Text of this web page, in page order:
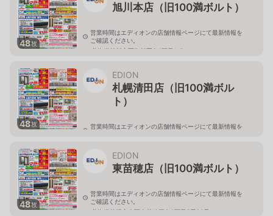
48枚
旭川本店（旧100満ボルト）
営業時間はエディオンの店舗情報ページにて最新情報を
ご確認ください。
北海道旭川市西御料五条1丁目1-5
48枚
EDION
札幌清田店（旧100満ボル
ト）
営業時間はエディオンの店舗情報ページにて最新情報を
48枚
EDION
東苗穂店（旧100満ボルト）
営業時間はエディオンの店舗情報ページにて最新情報を
ご確認ください。
北海道札幌市東区東苗穂三条2丁目5番20号